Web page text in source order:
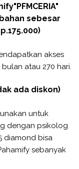
"PFMCERIA"
sebesar
akses
atau 270 hari.
ada diskon)
untuk
dengan psikolog
diamond bisa
sebanyak